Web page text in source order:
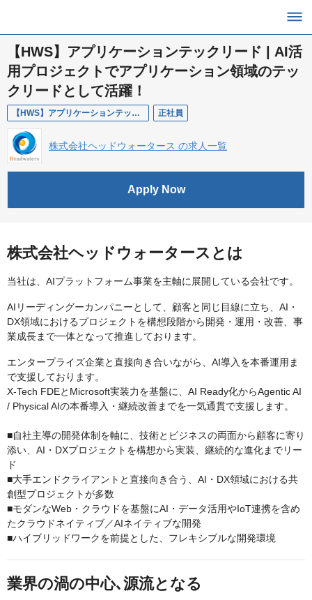
【HWS】アプリケーションテックリード | AI活
用プロジェクトでアプリケーション領域のテッ
クリードとして活躍！
【HWS】アプリケーションテックリード 正社員
株式会社ヘッドウォータース の求人一覧
Apply Now
株式会社ヘッドウォータースとは
当社は、AIプラットフォーム事業を主軸に展開している会社です。
AIリーディングーカンパニーとして、顧客と同じ目線に立ち、AI・
DX領域におけるプロジェクトを構想段階から開発・運用・改善、事
業成長まで一体となって推進しております。
エンタープライズ企業と直接向き合いながら、AI導入を本番運用ま
で支援しております。
X-Tech FDEとMicrosoft実装力を基盤に、AI Ready化からAgentic AI
/ Physical AIの本番導入・継続改善までを一気通貫で支援します。
■自社主導の開発体制を軸に、技術とビジネスの両面から顧客に寄り
添い、AI・DXプロジェクトを構想から実装、継続的な進化までリー
ド
■大手エンドクライアントと直接向き合う、AI・DX領域における共
創型プロジェクトが多数
■モダンなWeb・クラウドを基盤にAI・データ活用やIoT連携を含め
たクラウドネイティブ／AIネイティブな開発
■ハイブリッドワークを前提とした、フレキシブルな開発環境
業界の渦の中心､源流となる